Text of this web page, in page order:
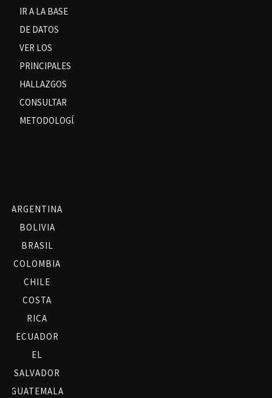
IR A LA BASE
DE DATOS
VER LOS
PRINCIPALES
HALLAZGOS
CONSULTAR
METODOLOGÍA
ARGENTINA
BOLIVIA
BRASIL
COLOMBIA
CHILE
COSTA
RICA
ECUADOR
EL
SALVADOR
GUATEMALA